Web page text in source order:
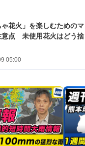
花火」を楽しむためのマ
意点 未使用花火はどう捨
05:00